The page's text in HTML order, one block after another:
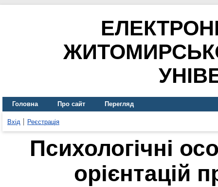
Головна Про сайт Перегляд
Вхід Реєстрація
Психологічні
орієнтацій